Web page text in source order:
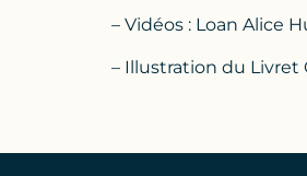
– Vidéos : Loan Alice
– Illustration du Livret